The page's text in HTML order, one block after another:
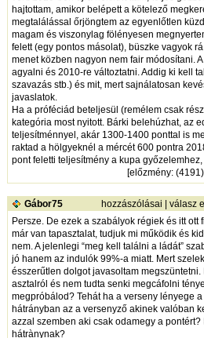
hajtottam, amikor belépett a kötelező
megtalálással őrjöngtem az egyenlőtlen
magam és viszonylag fölényesen
felett (egy pontos másolat), büszke vagyok
menet közben nagyon nem fair módosítani.
agyalni és 2010-re változtatni. Addig ki kell
szavazás stb.) és mit, mert sajnálatosan
javaslatok.
Ha a próféciád beteljesül (remélem csak
kategória most nyitott. Bárki belehúzhat, az
teljesítménnyel, akár 1300-1400 ponttal is
raktad a hölgyeknél a mércét 600 pontra
pont feletti teljesítmény a kupa győzelemhez,
[előzmény:
Gábor75 hozzászólásai | válasz
Persze. De ezek a szabályok régiek és itt ott
már van tapasztalat, tudjuk mi működik és
nem. A jelenlegi “meg kell találni a ládát”
jó hanem az indulók 99%-a miatt. Mert
ésszerűtlen dolgot javasoltam
asztalról és nem tudta senki megcáfolni
megpróbálod? Tehát ha a verseny lényege
hátrányban az a versenyző akinek valóban
azzal szemben aki csak odamegy a
hátrànynak?